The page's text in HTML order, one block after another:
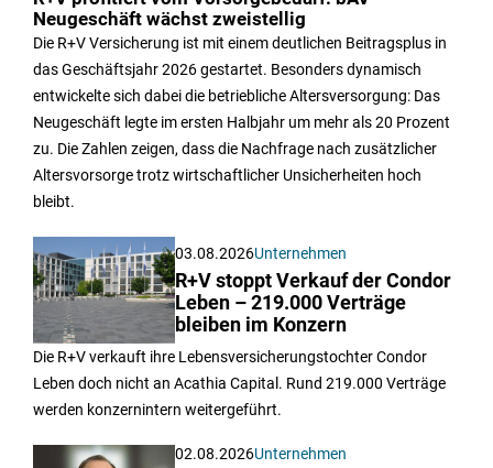
Neugeschäft wächst zweistellig
Die R+V Versicherung ist mit einem deutlichen Beitragsplus in
das Geschäftsjahr 2026 gestartet. Besonders dynamisch
entwickelte sich dabei die betriebliche Altersversorgung: Das
Neugeschäft legte im ersten Halbjahr um mehr als 20 Prozent
zu. Die Zahlen zeigen, dass die Nachfrage nach zusätzlicher
Altersvorsorge trotz wirtschaftlicher Unsicherheiten hoch
bleibt.
03.08.2026Unternehmen
R+V stoppt Verkauf der Condor
Leben – 219.000 Verträge
bleiben im Konzern
Die R+V verkauft ihre Lebensversicherungstochter Condor
Leben doch nicht an Acathia Capital. Rund 219.000 Verträge
werden konzernintern weitergeführt.
02.08.2026Unternehmen